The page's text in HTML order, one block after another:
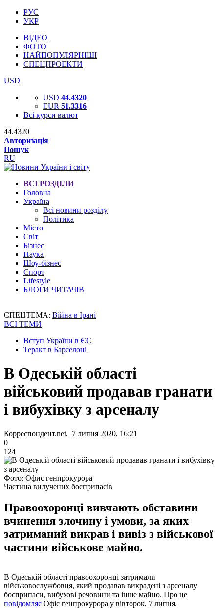
РУС
УКР
ВІДЕО
ФОТО
НАЙПОПУЛЯРНІШІ
СПЕЦПРОЕКТИ
USD
USD 44.4320
EUR 51.3316
Всі курси валют
44.4320
Авторизація
Пошук
RU
ВСІ РОЗДІЛИ
Головна
Україна
Всі новини розділу
Політика
Місто
Світ
Бізнес
Наука
Шоу-бізнес
Спорт
Lifestyle
БЛОГИ ЧИТАЧІВ
СПЕЦТЕМА: Війна в Ірані
ВСІ ТЕМИ
Вступ України в ЄС
Теракт в Барселоні
В Одеській області
військовий продавав гранати
і вибухівку з арсеналу
Корреспондент.net, 7 липня 2020, 16:21
0
124
Фото: Офис генпрокурора
Частина вилучених боєприпасів
Правоохоронці вивчають обставини
вчинення злочину і умови, за яких
затриманий викрав і вивіз з військової
частини військове майно.
В Одеській області правоохоронці затримали
військовослужбовця, який продавав викрадені з арсеналу
боєприпаси, вибухові речовини та інше майно. Про це
повідомляє Офіс генпрокурора у вівторок, 7 липня.